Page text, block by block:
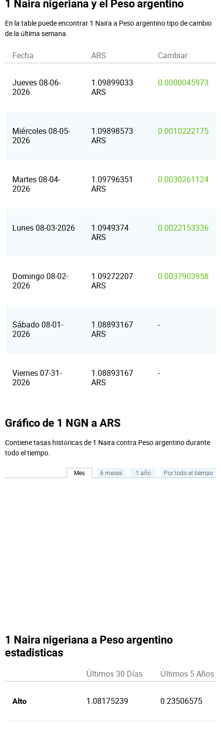
1 Naira nigeriana y el Peso argentino
En la table puede encontrar 1 Naira a Peso argentino tipo de cambio
de la última semana.
Fecha ARS Cambiar
Jueves 08-06-
2026
1.09899033
ARS
0.0000045973
Miércoles 08-05-
2026
1.09898573
ARS
0.0010222175
Martes 08-04-
2026
1.09796351
ARS
0.0030261124
Lunes 08-03-2026
1.0949374
ARS
0.0022153336
Domingo 08-02-
2026
1.09272207
ARS
0.0037903958
Sábado 08-01-
2026
1.08893167
ARS
-
Viernes 07-31-
2026
1.08893167
ARS
-
Gráfico de 1 NGN a ARS
Contiene tasas históricas de 1 Naira contra Peso argentino durante
todo el tiempo.
Mes 6 meses 1 año Por todo el tiempo
1 Naira nigeriana a Peso argentino
estadisticas
Últimos 30 Días Últimos 5 Años
Alto 1.08175239 0.23506575